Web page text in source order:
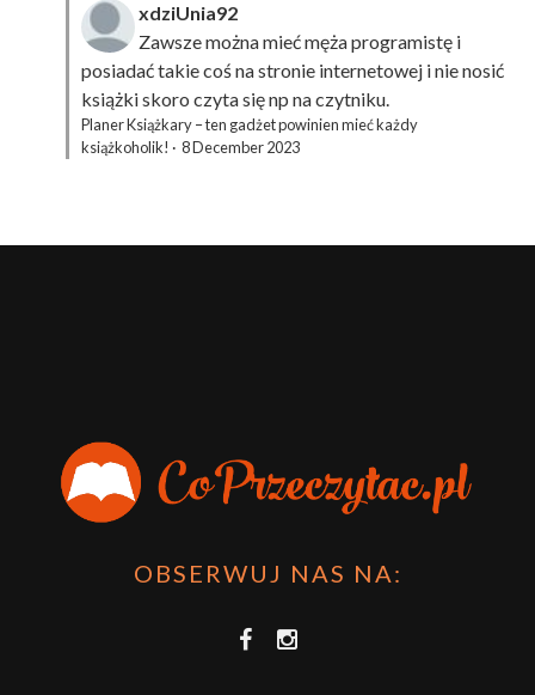
xdziUnia92
Zawsze można mieć męża programistę i
posiadać takie coś na stronie internetowej i nie nosić
książki skoro czyta się np na czytniku.
Planer Książkary – ten gadżet powinien mieć każdy
książkoholik! · 8 December 2023
OBSERWUJ NAS NA: